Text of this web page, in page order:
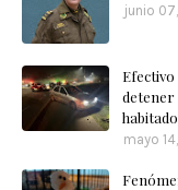
junio
detener
habitado
mayo